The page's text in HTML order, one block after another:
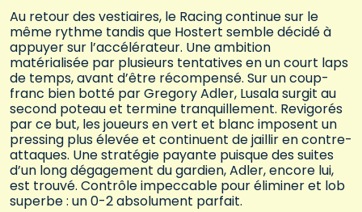
Au retour des vestiaires, le Racing continue sur le
même rythme tandis que Hostert semble décidé à
appuyer sur l’accélérateur. Une ambition
matérialisée par plusieurs tentatives en un court laps
de temps, avant d’être récompensé. Sur un coup-
franc bien botté par Gregory Adler, Lusala surgit au
second poteau et termine tranquillement. Revigorés
par ce but, les joueurs en vert et blanc imposent un
pressing plus élevée et continuent de jaillir en contre-
attaques. Une stratégie payante puisque des suites
d’un long dégagement du gardien, Adler, encore lui,
est trouvé. Contrôle impeccable pour éliminer et lob
superbe : un 0-2 absolument parfait.